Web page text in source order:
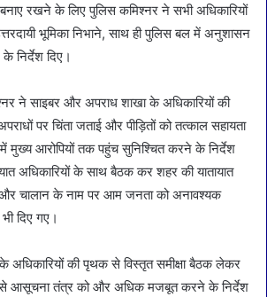
रखने के लिए पुलिस कमिश्नर ने सभी अधिकारियों
भूमिका निभाने, साथ ही पुलिस बल में अनुशासन
निर्देश दिए।
ने साइबर और अपराध शाखा के अधिकारियों की
पर चिंता जताई और पीड़ितों को तत्काल सहायता
मुख्य आरोपियों तक पहुंच सुनिश्चित करने के निर्देश
अधिकारियों के साथ बैठक कर शहर की यातायात
चालान के नाम पर आम जनता को अनावश्यक
दिए गए।
अधिकारियों की पृथक से विस्तृत समीक्षा बैठक लेकर
से आसूचना तंत्र को और अधिक मजबूत करने के निर्देश